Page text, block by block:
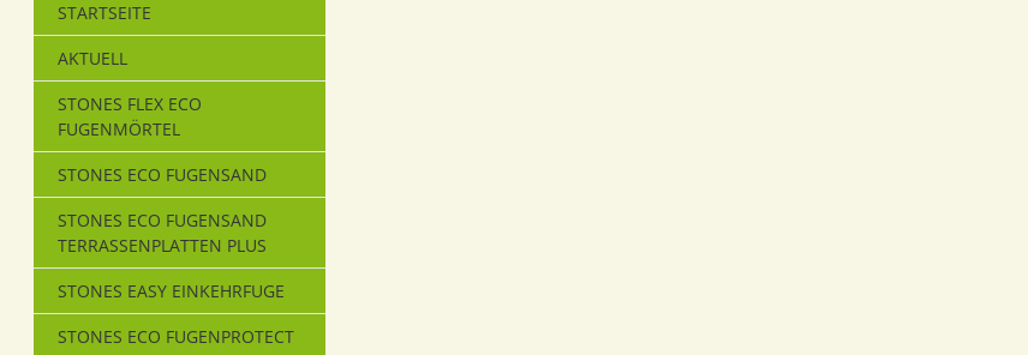
STARTSEITE
AKTUELL
STONES FLEX ECO
FUGENMÖRTEL
STONES ECO FUGENSAND
STONES ECO FUGENSAND
TERRASSENPLATTEN PLUS
STONES EASY EINKEHRFUGE
STONES ECO FUGENPROTECT